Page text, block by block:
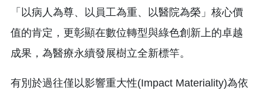
「以病人為尊、以員工為重、以醫院為榮」核心價
值的肯定，更彰顯在數位轉型與綠色創新上的卓越
成果，為醫療永續發展樹立全新標竿。
有別於過往僅以影響重大性(Impact Materiality)為依